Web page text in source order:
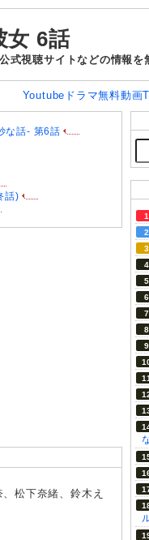
女 6話
視聴サイトなどの情報を
Youtubeドラマ無料動画
な話- 第6話
話)
松下奈緒、鈴木え